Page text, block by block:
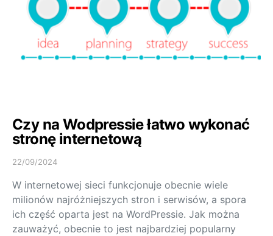
Czy na Wodpressie łatwo wykonać
stronę internetową
22/09/2024
W internetowej sieci funkcjonuje obecnie wiele
milionów najróżniejszych stron i serwisów, a spora
ich część oparta jest na WordPressie. Jak można
zauważyć, obecnie to jest najbardziej popularny